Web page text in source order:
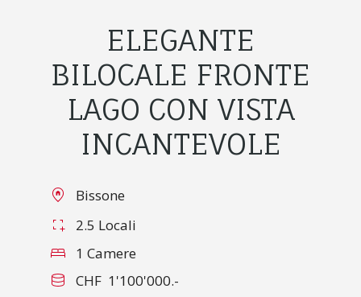
ELEGANTE
BILOCALE FRONTE
LAGO CON VISTA
INCANTEVOLE
Bissone
2.5 Locali
1 Camere
CHF 1'100'000.-